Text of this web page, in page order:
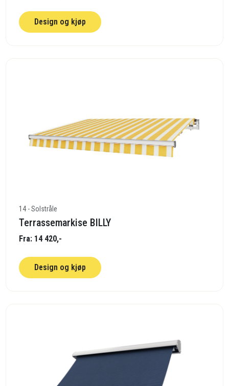
Design og kjøp
14 - Solstråle
Terrassemarkise BILLY
Fra: 14 420,-
Design og kjøp